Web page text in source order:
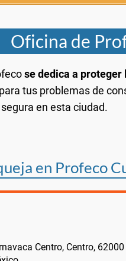
Oficina de
se dedica a proteger
tus problemas de
en esta ciudad.
en Profeco
Centro, Centro, 62000